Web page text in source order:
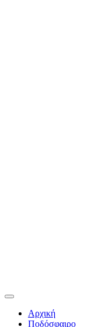
Αρχική
Ποδόσφαιρο